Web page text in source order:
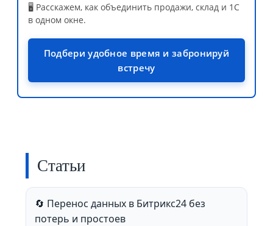
🖥️ Расскажем, как объединить продажи, склад и 1С
в одном окне.
Подбери удобное время и забронируй
встречу
Статьи
🔄 Перенос данных в Битрикс24 без
потерь и простоев